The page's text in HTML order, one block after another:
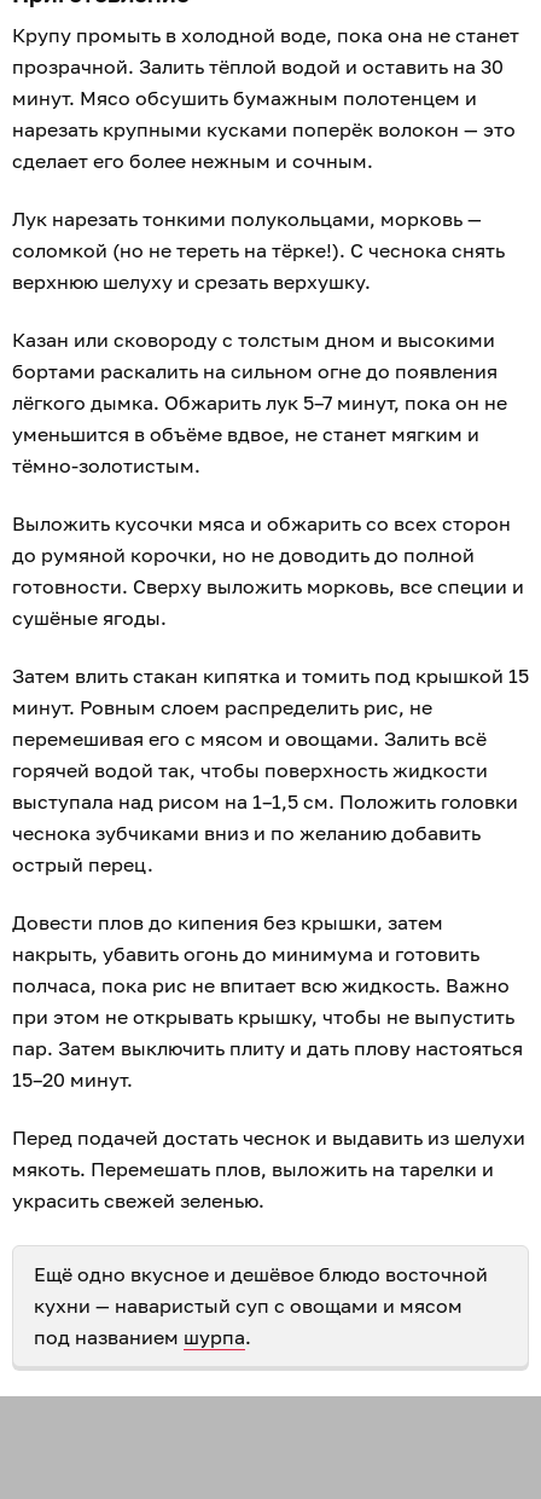
Крупу промыть в холодной воде, пока она не станет
прозрачной. Залить тёплой водой и оставить на 30
минут. Мясо обсушить бумажным полотенцем и
нарезать крупными кусками поперёк волокон — это
сделает его более нежным и сочным.
Лук нарезать тонкими полукольцами, морковь —
соломкой (но не тереть на тёрке!). С чеснока снять
верхнюю шелуху и срезать верхушку.
Казан или сковороду с толстым дном и высокими
бортами раскалить на сильном огне до появления
лёгкого дымка. Обжарить лук 5–7 минут, пока он не
уменьшится в объёме вдвое, не станет мягким и
тёмно-золотистым.
Выложить кусочки мяса и обжарить со всех сторон
до румяной корочки, но не доводить до полной
готовности. Сверху выложить морковь, все специи и
сушёные ягоды.
Затем влить стакан кипятка и томить под крышкой 15
минут. Ровным слоем распределить рис, не
перемешивая его с мясом и овощами. Залить всё
горячей водой так, чтобы поверхность жидкости
выступала над рисом на 1–1,5 см. Положить головки
чеснока зубчиками вниз и по желанию добавить
острый перец.
Довести плов до кипения без крышки, затем
накрыть, убавить огонь до минимума и готовить
полчаса, пока рис не впитает всю жидкость. Важно
при этом не открывать крышку, чтобы не выпустить
пар. Затем выключить плиту и дать плову настояться
15–20 минут.
Перед подачей достать чеснок и выдавить из шелухи
мякоть. Перемешать плов, выложить на тарелки и
украсить свежей зеленью.
Ещё одно вкусное и дешёвое блюдо восточной
кухни — наваристый суп с овощами и мясом
под названием шурпа.